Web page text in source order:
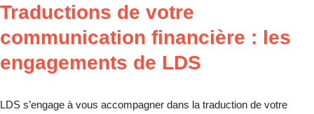
Traductions de votre
communication financière : les
engagements de LDS
LDS s’engage à vous accompagner dans la traduction de votre